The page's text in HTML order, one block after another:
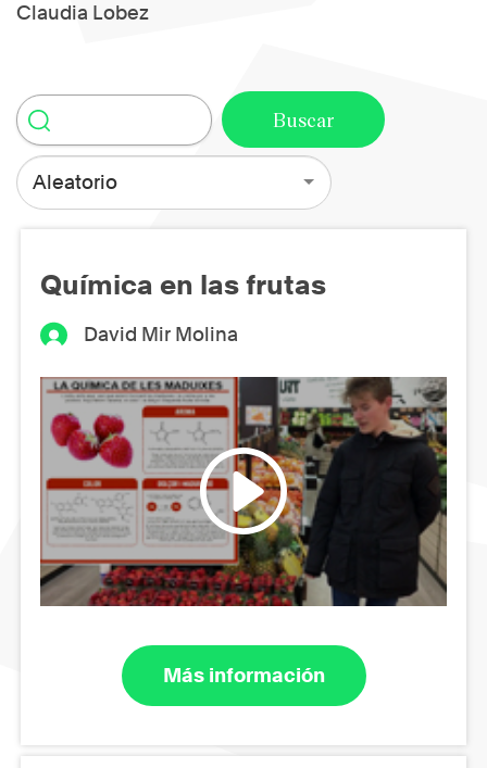
Claudia Lobez
Aleatorio
Química en las frutas
David Mir Molina
Más información